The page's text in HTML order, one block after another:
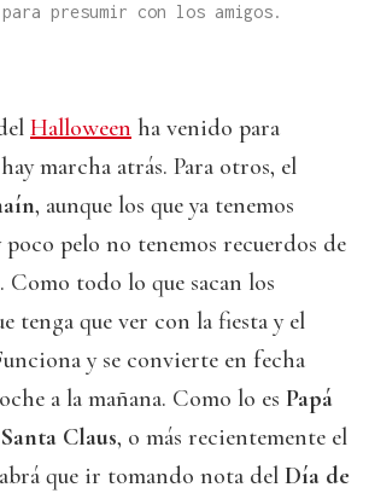
presumir con los amigos.
Halloween ha venido para
marcha atrás. Para otros, el
, aunque los que ya tenemos
poco pelo no tenemos recuerdos de
Como todo lo que sacan los
tenga que ver con la fiesta y el
y se convierte en fecha
a la mañana. Como lo es Papá
Santa Claus, o más recientemente el
que ir tomando nota del Día de